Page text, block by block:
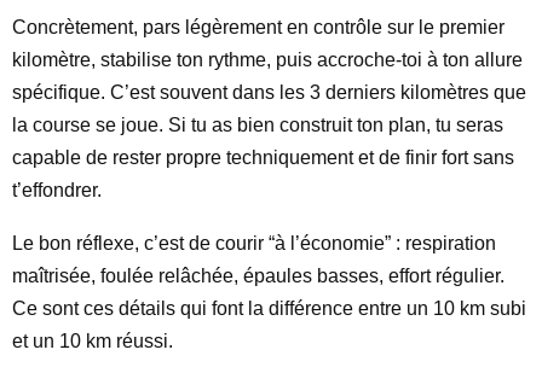
Concrètement, pars légèrement en contrôle sur le premier
kilomètre, stabilise ton rythme, puis accroche-toi à ton allure
spécifique. C’est souvent dans les 3 derniers kilomètres que
la course se joue. Si tu as bien construit ton plan, tu seras
capable de rester propre techniquement et de finir fort sans
t’effondrer.
Le bon réflexe, c’est de courir “à l’économie” : respiration
maîtrisée, foulée relâchée, épaules basses, effort régulier.
Ce sont ces détails qui font la différence entre un 10 km subi
et un 10 km réussi.